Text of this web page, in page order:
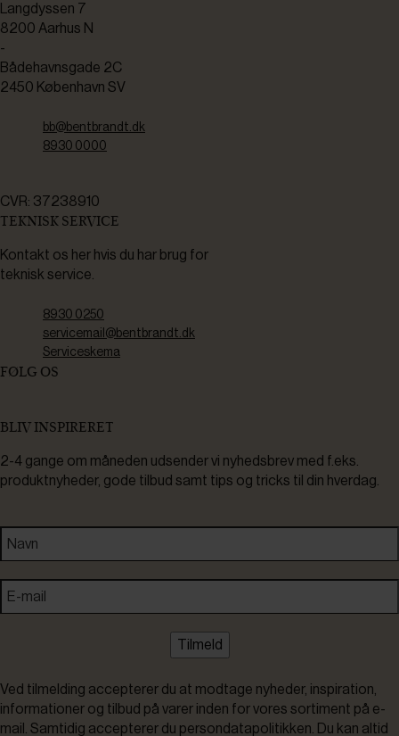
Langdyssen 7
8200 Aarhus N
-
Bådehavnsgade 2C
2450 København SV
bb@bentbrandt.dk
8930 0000
CVR: 37238910
TEKNISK SERVICE
Kontakt os her hvis du har brug for
teknisk service.
8930 0250
servicemail@bentbrandt.dk
Serviceskema
FØLG OS
BLIV INSPIRERET
2-4 gange om måneden udsender vi nyhedsbrev med f.eks.
produktnyheder, gode tilbud samt tips og tricks til din hverdag.
Tilmeld
Ved tilmelding accepterer du at modtage nyheder, inspiration,
informationer og tilbud på varer inden for vores sortiment på e-
mail. Samtidig accepterer du persondatapolitikken. Du kan altid